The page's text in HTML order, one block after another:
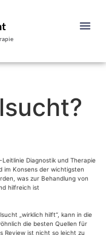
Diagnostik und Therapie
im Konsens der wichtigsten
was zur Behandlung von
hilfreich ist
„wirklich hilft“, kann in die
die besten Quellen für
Review ist nicht so leicht zu